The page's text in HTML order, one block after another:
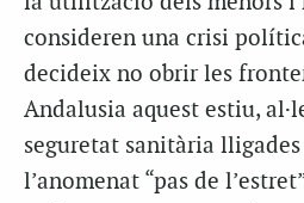
consideren una crisi
decideix no obrir les
Andalusia aquest estiu,
seguretat sanitària
l’anomenat “pas de